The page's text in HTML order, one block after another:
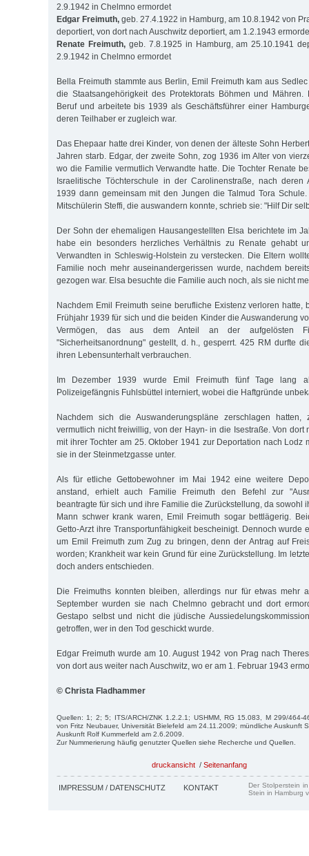
2.9.1942 in Chelmno ermordet
Edgar Freimuth, geb. 27.4.1922 in Hamburg, am 10.8.1942 von
deportiert, von dort nach Auschwitz deportiert, am 1.2.1943
Renate Freimuth,geb. 7.8.1925 in Hamburg, am 25.10.1941
2.9.1942 in Chelmno ermordet
Bella Freimuth stammte aus Berlin, Emil Freimuth kam aus
die Staatsangehörigkeit des Protektorats Böhmen und
Beruf und arbeitete bis 1939 als Geschäftsführer einer
deren Teilhaber er zugleich war.
Das Ehepaar hatte drei Kinder, von denen der älteste Sohn
Jahren starb. Edgar, der zweite Sohn, zog 1936 im Alter von
wo die Familie vermutlich Verwandte hatte. Die Tochter Renate
Israelitische Töchterschule in der Carolinenstraße, nach deren
1939 dann gemeinsam mit den Jungen die Talmud Tora
Mitschülerin Steffi, die auswandern konnte, schrieb sie: "Hilf Dir
Der Sohn der ehemaligen Hausangestellten Elsa berichtete im
habe ein besonders herzliches Verhältnis zu Renate gehabt
Verwandten in Schleswig-Holstein zu verstecken. Die Eltern
Familie noch mehr auseinandergerissen wurde, nachdem
gezogen war. Elsa besuchte die Familie auch noch, als sie nicht
Nachdem Emil Freimuth seine berufliche Existenz verloren hatte,
Früh­jahr 1939 für sich und die beiden Kinder die Auswanderung
Vermögen, das aus dem Anteil an der aufgelösten
"Sicherheitsanordnung" gestellt, d. h., gesperrt. 425 RM durfte
ihren Lebensunterhalt verbrauchen.
Im Dezember 1939 wurde Emil Freimuth fünf Tage lang
Polizeigefängnis Fuhlsbüttel interniert, wobei die Haftgründe
Nachdem sich die Auswanderungspläne zerschlagen hatten,
vermutlich nicht freiwillig, von der Hayn- in die Isestraße. Von dort
mit ihrer Tochter am 25. Oktober 1941 zur Deportation nach Lodz
sie in der Steinmetzgasse unter.
Als für etliche Gettobewohner im Mai 1942 eine weitere
anstand, erhielt auch Familie Freimuth den Befehl zur
beantragte für sich und ihre Familie die Zurückstellung, da sowohl
Mann schwer krank waren, Emil Freimuth sogar bettlägerig.
Getto-Arzt ihre Transportunfähigkeit bescheinigt. Dennoch wurde
um Emil Freimuth zum Zug zu bringen, denn der Antrag auf
worden; Krankheit war kein Grund für eine Zurückstellung. Im
doch anders entschieden.
Die Freimuths konnten bleiben, allerdings nur für etwas mehr
September wurden sie nach Chelmno gebracht und dort
Gestapo selbst und nicht die jüdische
getroffen, wer in den Tod geschickt wurde.
Edgar Freimuth wurde am 10. August 1942 von Prag nach
von dort aus weiter nach Auschwitz, wo er am 1. Februar 1943
© Christa Fladhammer
Quellen: 1; 2; 5; ITS/ARCH/ZNK 1.2.2.1; USHMM, RG 15.083, M 299/464-
von Fritz Neubauer, Universität Bielefeld am 24.11.2009; mündliche Auskunft
Auskunft Rolf Kummerfeld am 2.6.2009.
Zur Nummerierung häufig genutzter Quellen siehe Recherche und Quellen.
druckansicht / Seitenanfang
IMPRESSUM / DATENSCHUTZ KONTAKT
Der Stolperstein
Stein in Hamburg